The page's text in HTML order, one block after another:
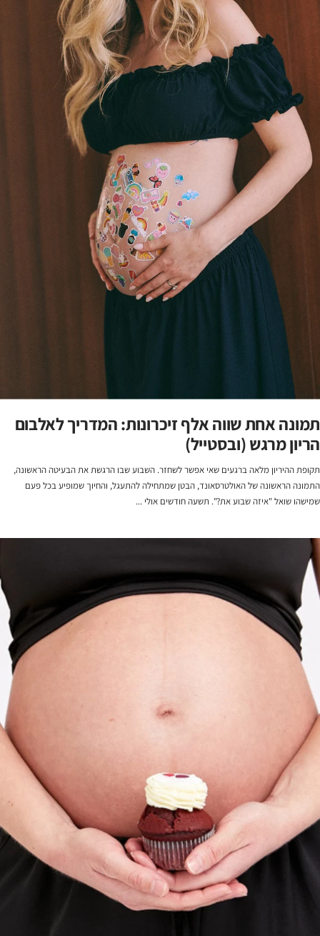
תמונה אחת שווה אלף זיכרונות: המדריך לאלבום
הריון מרגש (ובסטייל)
תקופת ההיריון מלאה ברגעים שאי אפשר לשחזר. השבוע שבו הרגשת את הבעיטה הראשונה,
התמונה הראשונה של האולטרסאונד, הבטן שמתחילה להתעגל, והחיוך שמופיע בכל פעם
שמישהו שואל "איזה שבוע את?". תשעה חודשים אולי ...